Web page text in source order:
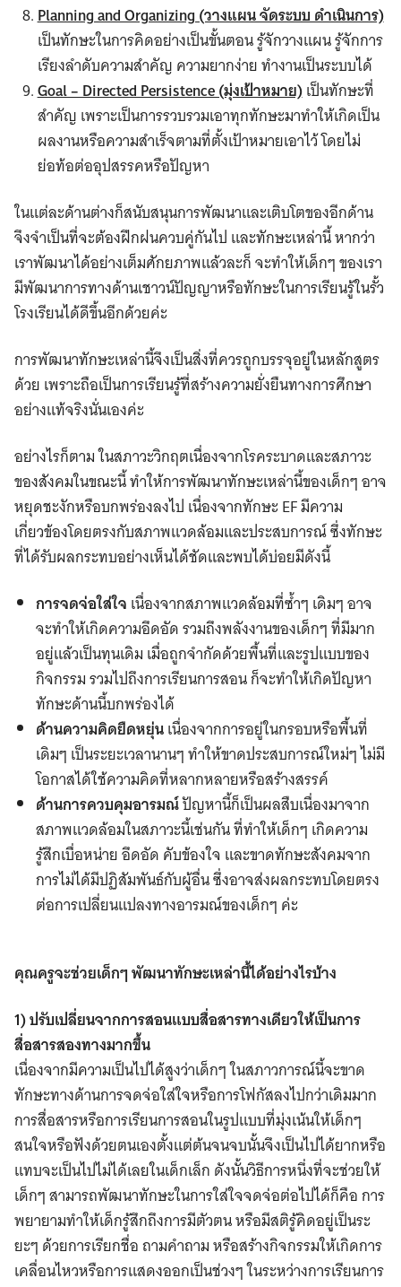
Planning and Organizing (วางแผน จัดระบบ ดำเนินการ)
เป็นทักษะในการคิดอย่างเป็นขั้นตอน รู้จักวางแผน รู้จักการ
เรียงลำดับความสำคัญ ความยากง่าย ทำงานเป็นระบบได้
Goal – Directed Persistence (มุ่งเป้าหมาย)เป็นทักษะที่
สำคัญ เพราะเป็นการรวบรวมเอาทุกทักษะมาทำให้เกิดเป็น
ผลงานหรือความสำเร็จตามที่ตั้งเป้าหมายเอาไว้ โดยไม่
ย่อท้อต่ออุปสรรคหรือปัญหา
ในแต่ละด้านต่างก็สนับสนุนการพัฒนาและเติบโตของอีกด้าน
จึงจำเป็นที่จะต้องฝึกฝนควบคู่กันไป และทักษะเหล่านี้ หากว่า
เราพัฒนาได้อย่างเต็มศักยภาพแล้วละก็ จะทำให้เด็กๆ ของเรา
มีพัฒนาการทางด้านเชาวน์ปัญญาหรือทักษะในการเรียนรู้ในรั้ว
โรงเรียนได้ดีขึ้นอีกด้วยค่ะ
การพัฒนาทักษะเหล่านี้จึงเป็นสิ่งที่ควรถูกบรรจุอยู่ในหลักสูตร
ด้วย เพราะถือเป็นการเรียนรู้ที่สร้างความยั่งยืนทางการศึกษา
อย่างแท้จริงนั่นเองค่ะ
อย่างไรก็ตาม ในสภาวะวิกฤตเนื่องจากโรคระบาดและสภาวะ
ของสังคมในขณะนี้ ทำให้การพัฒนาทักษะเหล่านี้ของเด็กๆ อาจ
หยุดชะงักหรือบกพร่องลงไป เนื่องจากทักษะ EF มีความ
เกี่ยวข้องโดยตรงกับสภาพแวดล้อมและประสบการณ์ ซึ่งทักษะ
ที่ได้รับผลกระทบอย่างเห็นได้ชัดและพบได้บ่อยมีดังนี้
การจดจ่อใส่ใจ เนื่องจากสภาพแวดล้อมที่ซ้ำๆ เดิมๆ อาจ
จะทำให้เกิดความอึดอัด รวมถึงพลังงานของเด็กๆ ที่มีมาก
อยู่แล้วเป็นทุนเดิม เมื่อถูกจำกัดด้วยพื้นที่และรูปแบบของ
กิจกรรม รวมไปถึงการเรียนการสอน ก็จะทำให้เกิดปัญหา
ทักษะด้านนี้บกพร่องได้
ด้านความคิดยืดหยุ่นเนื่องจากการอยู่ในกรอบหรือพื้นที่
เดิมๆ เป็นระยะเวลานานๆ ทำให้ขาดประสบการณ์ใหม่ๆ ไม่มี
โอกาสได้ใช้ความคิดที่หลากหลายหรือสร้างสรรค์
ด้านการควบคุมอารมณ์ปัญหานี้ก็เป็นผลสืบเนื่องมาจาก
สภาพแวดล้อมในสภาวะนี้เช่นกัน ที่ทำให้เด็กๆ เกิดความ
รู้สึกเบื่อหน่าย อึดอัด คับข้องใจ และขาดทักษะสังคมจาก
การไม่ได้มีปฏิสัมพันธ์กับผู้อื่น ซึ่งอาจส่งผลกระทบโดยตรง
ต่อการเปลี่ยนแปลงทางอารมณ์ของเด็กๆ ค่ะ
คุณครูจะช่วยเด็กๆ พัฒนาทักษะเหล่านี้ได้อย่างไรบ้าง
1) ปรับเปลี่ยนจากการสอนแบบสื่อสารทางเดียวให้เป็นการ
สื่อสารสองทางมากขึ้น
เนื่องจากมีความเป็นไปได้สูงว่าเด็กๆ ในสภาวการณ์นี้จะขาด
ทักษะทางด้านการจดจ่อใส่ใจหรือการโฟกัสลงไปกว่าเดิมมาก
การสื่อสารหรือการเรียนการสอนในรูปแบบที่มุ่งเน้นให้เด็กๆ
สนใจหรือฟังด้วยตนเองตั้งแต่ต้นจนจบนั้นจึงเป็นไปได้ยากหรือ
แทบจะเป็นไปไม่ได้เลยในเด็กเล็ก ดังนั้นวิธีการหนึ่งที่จะช่วยให้
เด็กๆ สามารถพัฒนาทักษะในการใส่ใจจดจ่อต่อไปได้ก็คือ การ
พยายามทำให้เด็กรู้สึกถึงการมีตัวตน หรือมีสติรู้คิดอยู่เป็นระ
ยะๆ ด้วยการเรียกชื่อ ถามคำถาม หรือสร้างกิจกรรมให้เกิดการ
เคลื่อนไหวหรือการแสดงออกเป็นช่วงๆ ในระหว่างการเรียนการ